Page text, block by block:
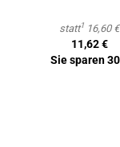
statt1 16,60 €
11,62 €
Sie sparen